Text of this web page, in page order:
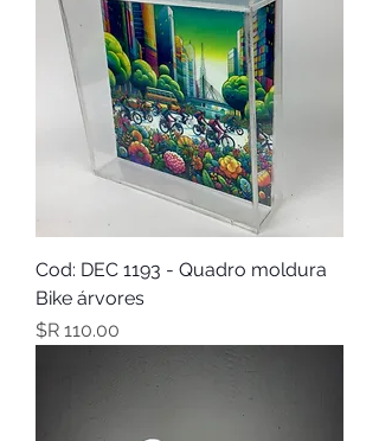
Cod: DEC 1193 - Quadro moldura
Bike árvores
מחיר